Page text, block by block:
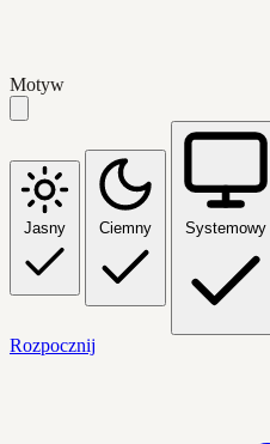
Motyw
Jasny Ciemny Systemowy
Rozpocznij